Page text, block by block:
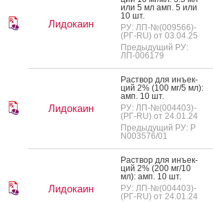
Лидокаин
или 5 мл амп. 5 или
10 шт.
РУ: ЛП-№(009566)-
(РГ-RU) от 03.04.25
Предыдущий РУ:
ЛП-006179
Лидокаин
Рас­твор для инъ­ек­
ций 2% (100 мг/5 мл):
амп. 10 шт.
РУ: ЛП-№(004403)-
(РГ-RU) от 24.01.24
Предыдущий РУ: Р
N003576/01
Лидокаин
Рас­твор для инъ­ек­
ций 2% (200 мг/10
мл): амп. 10 шт.
РУ: ЛП-№(004403)-
(РГ-RU) от 24.01.24